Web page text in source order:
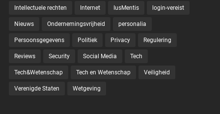
Intellectuele rechten Internet IusMentis login-vereist
Nieuws Ondernemingsvrijheid personalia
Persoonsgegevens Politiek Privacy Regulering
Reviews Security Social Media Tech
Tech&Wetenschap Tech en Wetenschap Veiligheid
Verenigde Staten Wetgeving